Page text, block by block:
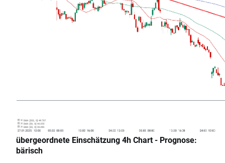
übergeordnete Einschätzung 4h Chart - Prognose:
bärisch